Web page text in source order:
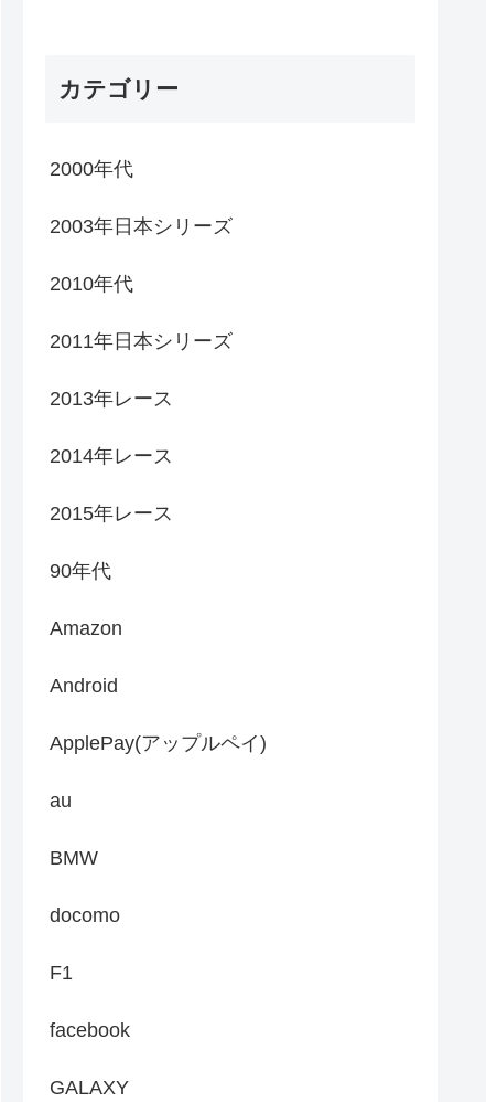
カテゴリー
2000年代
2003年日本シリーズ
2010年代
2011年日本シリーズ
2013年レース
2014年レース
2015年レース
90年代
Amazon
Android
ApplePay(アップルペイ)
au
BMW
docomo
F1
facebook
GALAXY